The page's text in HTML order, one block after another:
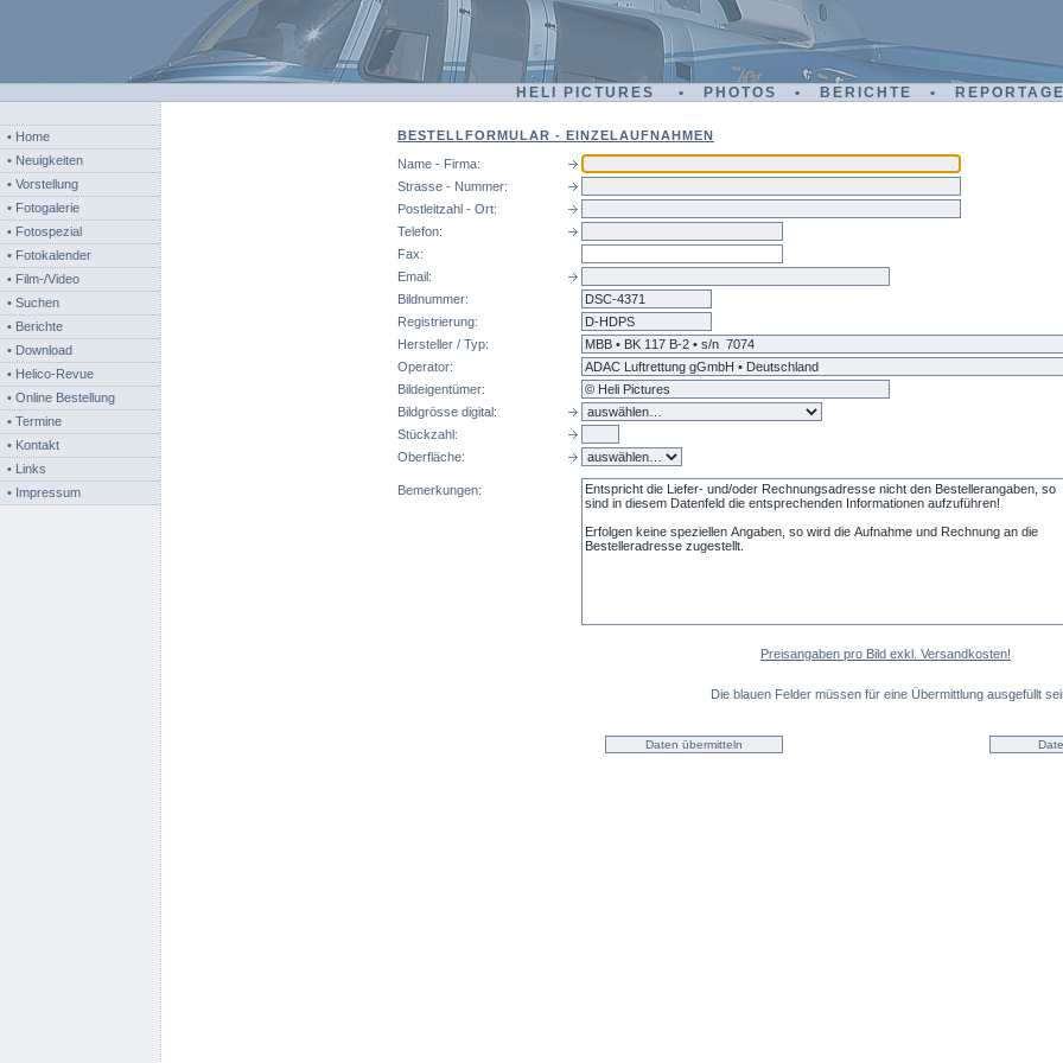
HELI PICTURES • PHOTOS • BERICHTE •
• Home
• Neuigkeiten
• Vorstellung
• Fotogalerie
• Fotospezial
• Fotokalender
• Film-/Video
• Suchen
• Berichte
• Download
• Helico-Revue
• Online Bestellung
• Termine
• Kontakt
• Links
• Impressum
BESTELLFORMULAR - EINZELAUFNAHMEN
Name - Firma:
Strasse - Nummer:
Postleitzahl - Ort:
Telefon:
Fax:
Email:
Bildnummer:
Registrierung:
Hersteller / Typ:
Operator:
Bildeigentümer:
Bildgrösse digital:
Stückzahl:
Oberfläche:
Bemerkungen:
Preisangaben pro Bild exkl. Versandkosten!
Die blauen Felder müssen für eine Übermittlung ausgefüllt